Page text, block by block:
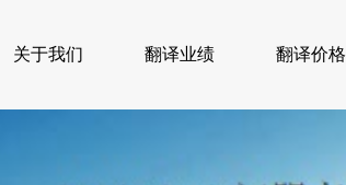
关于我们 翻译业绩 翻译价格